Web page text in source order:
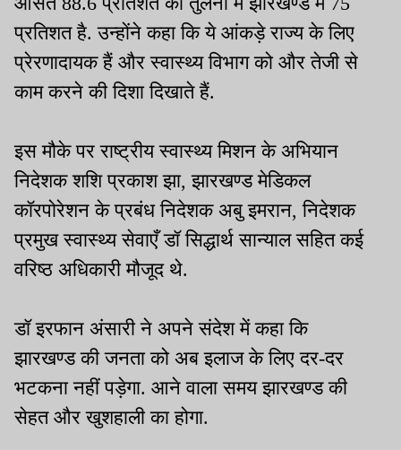
प्रतिशत है. उन्होंने कहा कि ये आंकड़े राज्य के लिए
प्रेरणादायक हैं और स्वास्थ्य विभाग को और तेजी से
काम करने की दिशा दिखाते हैं.
इस मौके पर राष्ट्रीय स्वास्थ्य मिशन के अभियान
निदेशक शशि प्रकाश झा, झारखण्ड मेडिकल
कॉरपोरेशन के प्रबंध निदेशक अबु इमरान, निदेशक
प्रमुख स्वास्थ्य सेवाएँ डॉ सिद्धार्थ सान्याल सहित कई
वरिष्ठ अधिकारी मौजूद थे.
डॉ इरफान अंसारी ने अपने संदेश में कहा कि
झारखण्ड की जनता को अब इलाज के लिए दर-दर
भटकना नहीं पड़ेगा. आने वाला समय झारखण्ड की
सेहत और खुशहाली का होगा.